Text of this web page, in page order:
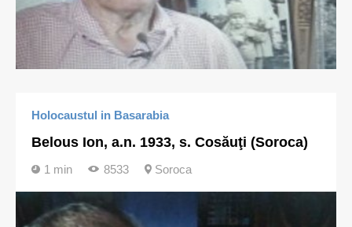
Holocaustul in Basarabia
Belous Ion, a.n. 1933, s. Cosăuţi (Soroca)
1 min 8533 Soroca